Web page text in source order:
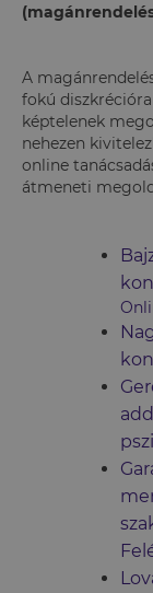
A
fokú
képtelenek
nehezen
online
átmeneti